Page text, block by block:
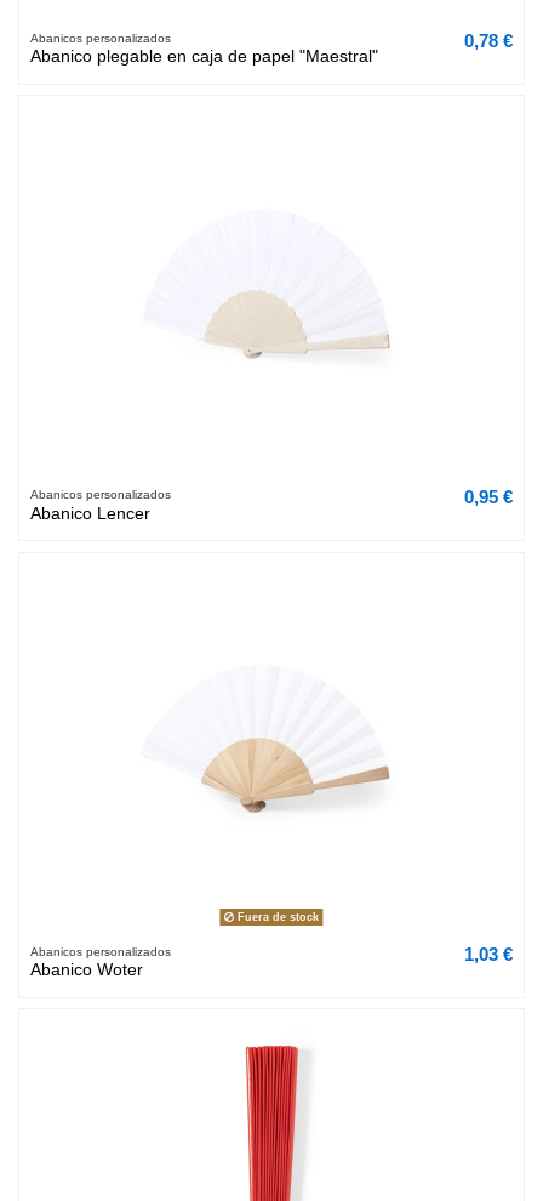
Abanicos personalizados
Abanico plegable en caja de papel "Maestral"
0,78 €
Abanicos personalizados
Abanico Lencer
0,95 €
Fuera de stock
Abanicos personalizados
Abanico Woter
1,03 €